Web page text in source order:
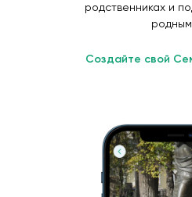
родственниках и
Создайте свой